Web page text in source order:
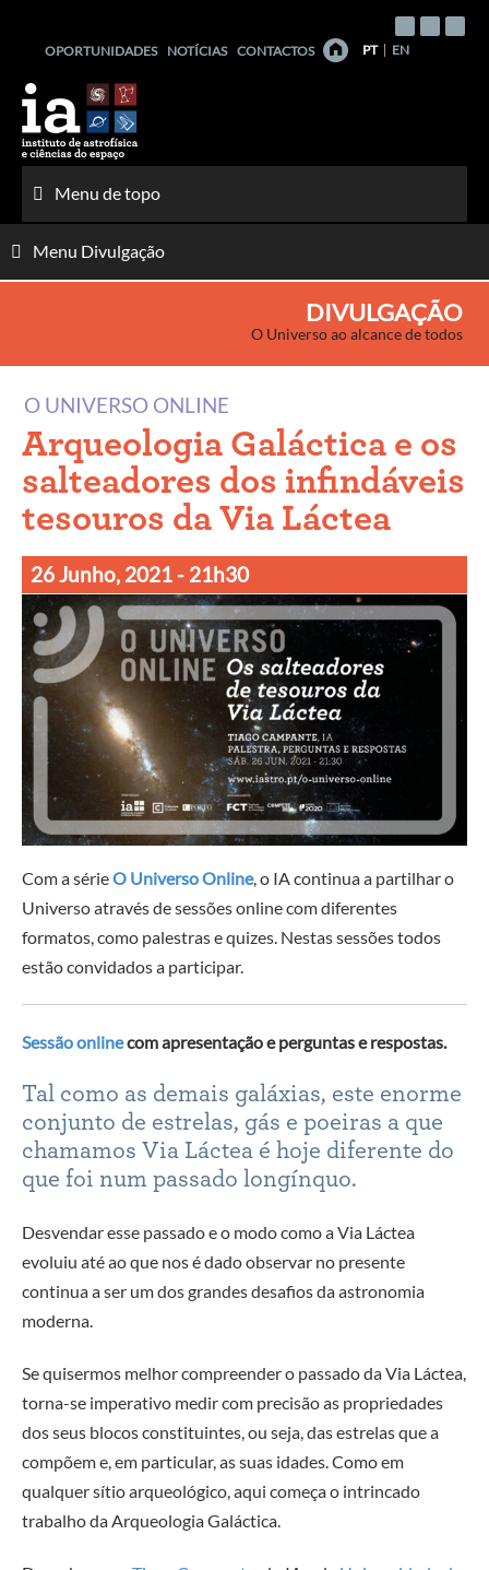
conteúdo
OPORTUNIDADES NOTÍCIAS CONTACTOS PT EN
Menu de topo
Menu Divulgação
DIVULGAÇÃO
O Universo ao alcance de todos
O UNIVERSO ONLINE
Arqueologia Galáctica e os
salteadores dos infindáveis
tesouros da Via Láctea
26 Junho, 2021 - 21h30
Com a sérieO Universo Online, o IA continua a partilhar o
Universo através de sessões online com diferentes
formatos, como palestras e quizes. Nestas sessões todos
estão convidados a participar.
Sessão onlinecom apresentação e perguntas e respostas.
Tal como as demais galáxias, este enorme
conjunto de estrelas, gás e poeiras a que
chamamos Via Láctea é hoje diferente do
que foi num passado longínquo.
Desvendar esse passado e o modo como a Via Láctea
evoluiu até ao que nos é dado observar no presente
continua a ser um dos grandes desafios da astronomia
moderna.
Se quisermos melhor compreender o passado da Via Láctea,
torna-se imperativo medir com precisão as propriedades
dos seus blocos constituintes, ou seja, das estrelas que a
compõem e, em particular, as suas idades. Como em
qualquer sítio arqueológico, aqui começa o intrincado
trabalho da Arqueologia Galáctica.